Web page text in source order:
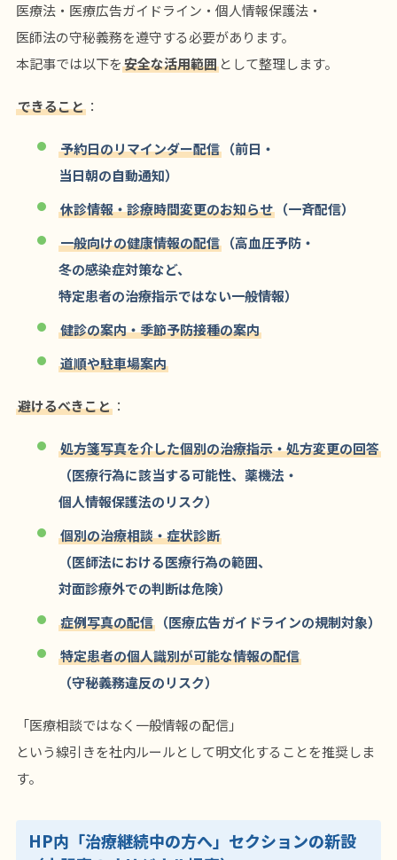
医療法・医療広告ガイドライン・個人情報保護法・
医師法の守秘義務を遵守する必要があります。
本記事では以下を安全な活用範囲 として整理します。
できること ：
予約日のリマインダー配信 （前日・
当日朝の自動通知）
休診情報・診療時間変更のお知らせ （一斉配信）
一般向けの健康情報の配信 （高血圧予防・
冬の感染症対策など、
特定患者の治療指示ではない一般情報）
健診の案内・季節予防接種の案内
道順や駐車場案内
避けるべきこと ：
処方箋写真を介した個別の治療指示・処方変更の回答
（医療行為に該当する可能性、薬機法・
個人情報保護法のリスク）
個別の治療相談・症状診断
（医師法における医療行為の範囲、
対面診療外での判断は危険）
症例写真の配信 （医療広告ガイドラインの規制対象）
特定患者の個人識別が可能な情報の配信
（守秘義務違反のリスク）
「医療相談ではなく一般情報の配信」
という線引きを社内ルールとして明文化することを推奨しま
す。
HP内「治療継続中の方へ」セクションの新設